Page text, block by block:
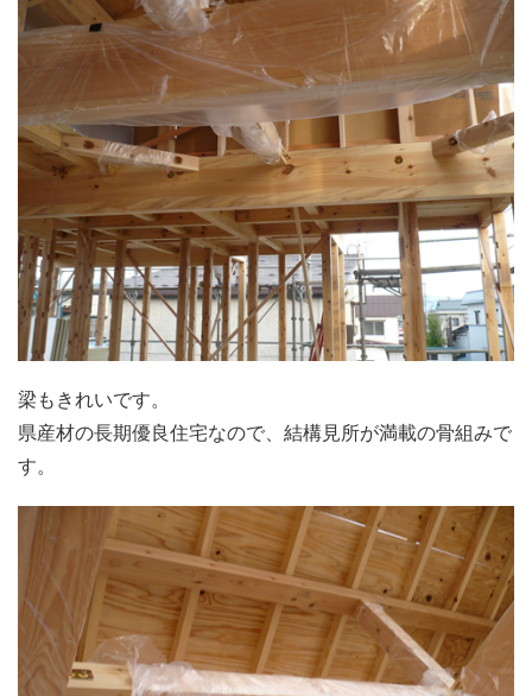
梁もきれいです。
県産材の長期優良住宅なので、結構見所が満載の骨組みで
す。